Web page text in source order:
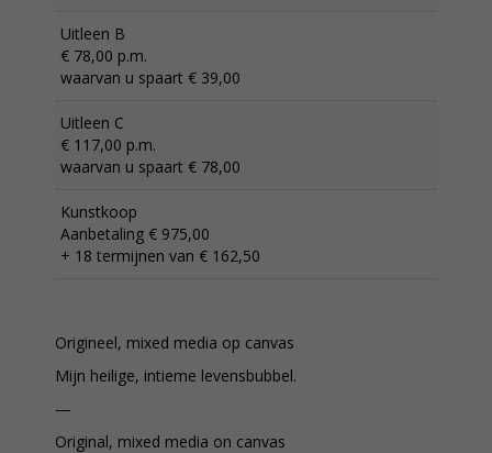
Uitleen B
€ 78,00 p.m.
waarvan u spaart € 39,00
Uitleen C
€ 117,00 p.m.
waarvan u spaart € 78,00
Kunstkoop
Aanbetaling € 975,00
+ 18 termijnen van € 162,50
Origineel, mixed media op canvas
Mijn heilige, intieme levensbubbel.
—
Original, mixed media on canvas